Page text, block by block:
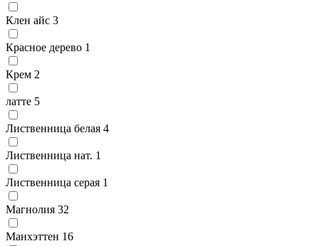
Клен айс 3
Красное дерево 1
Крем 2
латте 5
Лиственница белая 4
Лиственница нат. 1
Лиственница серая 1
Магнолия 32
Манхэттен 16